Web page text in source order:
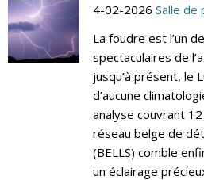
4-02-2026 Salle de
La foudre est l’un
spectaculaires de
jusqu’à présent, le
d’aucune
analyse couvrant
réseau belge de
(BELLS) comble
un éclairage